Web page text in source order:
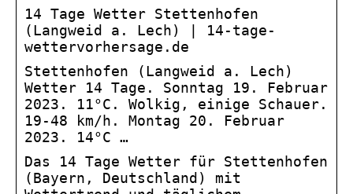
14 Tage Wetter Stettenhofen
(Langweid a. Lech) | 14-tage-
wettervorhersage.de
Stettenhofen (Langweid a. Lech)
Wetter 14 Tage. Sonntag 19. Februar
2023. 11°C. Wolkig, einige Schauer.
19-48 km/h. Montag 20. Februar
2023. 14°C …
Das 14 Tage Wetter für Stettenhofen
(Bayern, Deutschland) mit